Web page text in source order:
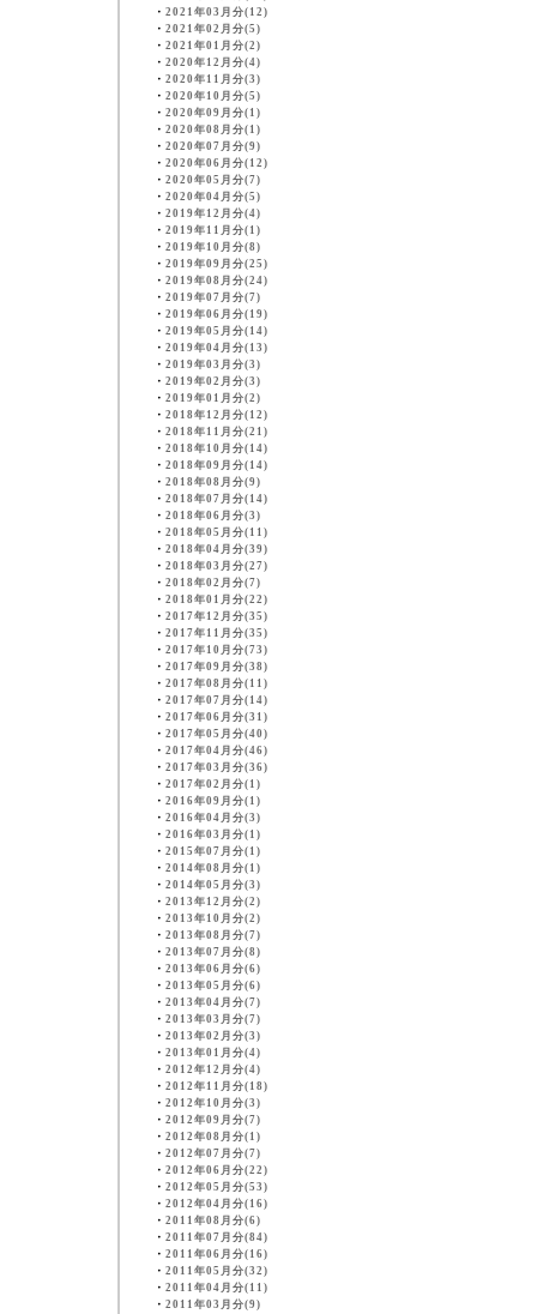
・ 2021年03月分(12)
・ 2021年02月分(5)
・ 2021年01月分(2)
・ 2020年12月分(4)
・ 2020年11月分(3)
・ 2020年10月分(5)
・ 2020年09月分(1)
・ 2020年08月分(1)
・ 2020年07月分(9)
・ 2020年06月分(12)
・ 2020年05月分(7)
・ 2020年04月分(5)
・ 2019年12月分(4)
・ 2019年11月分(1)
・ 2019年10月分(8)
・ 2019年09月分(25)
・ 2019年08月分(24)
・ 2019年07月分(7)
・ 2019年06月分(19)
・ 2019年05月分(14)
・ 2019年04月分(13)
・ 2019年03月分(3)
・ 2019年02月分(3)
・ 2019年01月分(2)
・ 2018年12月分(12)
・ 2018年11月分(21)
・ 2018年10月分(14)
・ 2018年09月分(14)
・ 2018年08月分(9)
・ 2018年07月分(14)
・ 2018年06月分(3)
・ 2018年05月分(11)
・ 2018年04月分(39)
・ 2018年03月分(27)
・ 2018年02月分(7)
・ 2018年01月分(22)
・ 2017年12月分(35)
・ 2017年11月分(35)
・ 2017年10月分(73)
・ 2017年09月分(38)
・ 2017年08月分(11)
・ 2017年07月分(14)
・ 2017年06月分(31)
・ 2017年05月分(40)
・ 2017年04月分(46)
・ 2017年03月分(36)
・ 2017年02月分(1)
・ 2016年09月分(1)
・ 2016年04月分(3)
・ 2016年03月分(1)
・ 2015年07月分(1)
・ 2014年08月分(1)
・ 2014年05月分(3)
・ 2013年12月分(2)
・ 2013年10月分(2)
・ 2013年08月分(7)
・ 2013年07月分(8)
・ 2013年06月分(6)
・ 2013年05月分(6)
・ 2013年04月分(7)
・ 2013年03月分(7)
・ 2013年02月分(3)
・ 2013年01月分(4)
・ 2012年12月分(4)
・ 2012年11月分(18)
・ 2012年10月分(3)
・ 2012年09月分(7)
・ 2012年08月分(1)
・ 2012年07月分(7)
・ 2012年06月分(22)
・ 2012年05月分(53)
・ 2012年04月分(16)
・ 2011年08月分(6)
・ 2011年07月分(84)
・ 2011年06月分(16)
・ 2011年05月分(32)
・ 2011年04月分(11)
・ 2011年03月分(9)